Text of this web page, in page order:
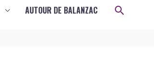
AUTOUR DE BALANZAC